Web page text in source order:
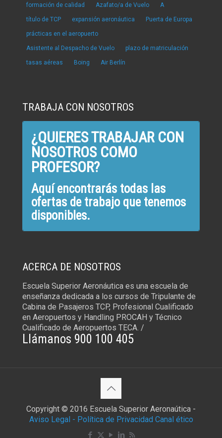
formación de calidad Azafato/a de Vuelo A
título de TCP expansión aeronáutica Puerta de Europa
prácticas en el aeropuerto
Asistente al Despacho de Vuelo plazo de matriculación
tasas aéreas Boing Air Berlín
TRABAJA CON NOSOTROS
¿QUIERES TRABAJAR CON
NOSOTROS COMO
PROFESOR?
Aquí encontrarás todas las
ofertas de trabajo que tenemos
disponibles.
ACERCA DE NOSOTROS
Escuela Superior Aeronáutica es una escuela de
enseñanza dedicada a los cursos de Tripulante de
Cabina de Pasajeros TCP, Profesional Cualificado
en Aeropuertos y Handling PROCAH y Técnico
Cualificado de Aeropuertos TECA. /
Llámanos 900 100 405
Copyright © 2016 Escuela Superior Aeronaútica -
Aviso Legal - Política de Privacidad Canal ético